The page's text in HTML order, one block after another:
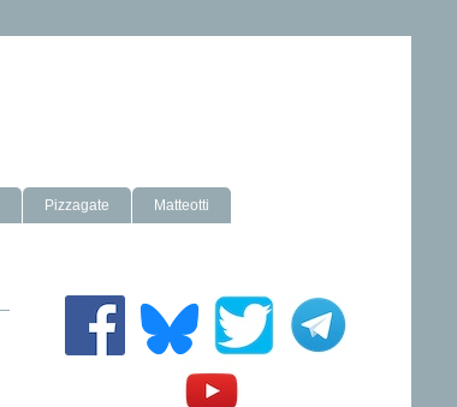
Pizzagate Matteotti